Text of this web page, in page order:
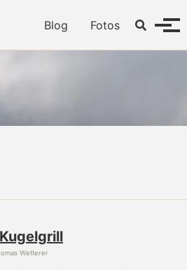
Blog Fotos Toggle
Wetterer